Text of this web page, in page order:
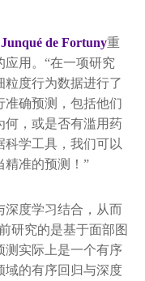
Junqué de Fortuny重
应用。“在一项研究
粒度行为数据进行了
确预测，包括他们
何，或是否有滥用药
科学工具，我们可以
精准的预测！”
度学习结合，从而
研究的是基于面部图
测实际上是一个有序
域的有序回归与深度